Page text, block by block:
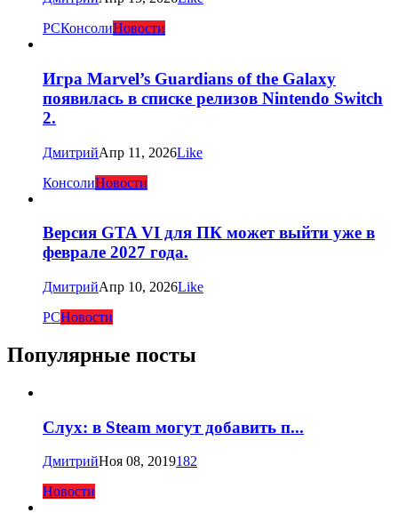
PCКонсолиНовости
Игра Marvel’s Guardians of the Galaxy
появилась в списке релизов Nintendo Switch
2.
ДмитрийАпр 11, 2026Like
КонсолиНовости
Версия GTA VI для ПК может выйти уже в
феврале 2027 года.
ДмитрийАпр 10, 2026Like
PCНовости
Популярные посты
Слух: в Steam могут добавить п...
ДмитрийНоя 08, 2019182
Новости